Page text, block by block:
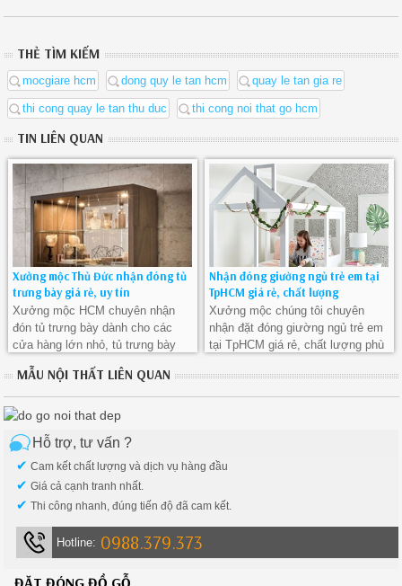
THẺ TÌM KIẾM
mocgiare hcm dong quy le tan hcm quay le tan gia re
thi cong quay le tan thu duc thi cong noi that go hcm
TIN LIÊN QUAN
Xưởng mộc Thủ Đức nhận đóng tủ
trưng bày giá rẻ, uy tín
Xưởng mộc HCM chuyên nhận
đón tủ trưng bày dành cho các
cửa hàng lớn nhỏ, tủ trưng bày
bày dành cho các hộ gia đình...
bằng chất liệu gỗ Công nghiệp
MFC - MDF với giá thành tốt nhất,
Nhận đóng giường ngủ trẻ em tại
TpHCM giá rẻ, chất lượng
Xưởng mộc chúng tôi chuyên
nhận đặt đóng giường ngủ trẻ em
tại TpHCM giá rẻ, chất lượng phù
ngủ cho các công chúa, hoàng tử
của khách hàng.
MẪU NỘI THẤT LIÊN QUAN
Hỗ trợ, tư vấn ?
✔ Cam kết chất lượng và dịch vụ hàng đầu
✔ Giá cả cạnh tranh nhất.
✔ Thi công nhanh, đúng tiến độ đã cam kết.
Hotline: 0988.379.373
ĐẶT ĐÓNG ĐỒ GỖ